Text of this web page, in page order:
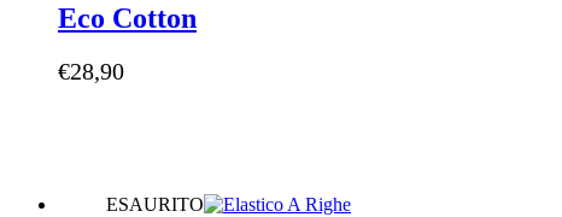
Eco Cotton
€28,90
ESAURITO